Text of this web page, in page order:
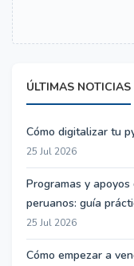
ÚLTIMAS NOTICIAS
Cómo digitalizar tu
25 Jul 2026
Programas y
peruanos: guía
25 Jul 2026
Cómo empezar a